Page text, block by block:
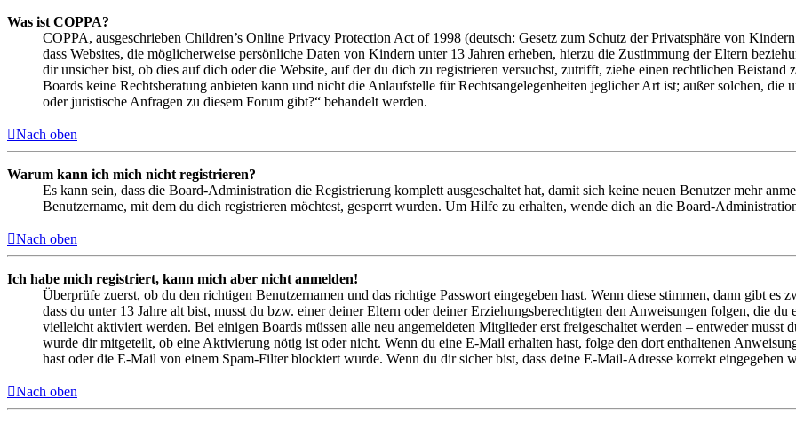
Was ist COPPA?
COPPA, ausgeschrieben Children’s Online Privacy Protection Act of 1998 (deutsch: Gesetz zum Schutz der Privatsphäre von
dass Websites, die möglicherweise persönliche Daten von Kindern unter 13 Jahren erheben, hierzu die Zustimmung der Eltern
dir unsicher bist, ob dies auf dich oder die Website, auf der du dich zu registrieren versuchst, zutrifft, ziehe einen rechtlichen
Boards keine Rechtsberatung anbieten kann und nicht die Anlaufstelle für Rechtsangelegenheiten jeglicher Art ist; außer solchen,
oder juristische Anfragen zu diesem Forum gibt?“ behandelt werden.
Nach oben
Warum kann ich mich nicht registrieren?
Es kann sein, dass die Board-Administration die Registrierung komplett ausgeschaltet hat, damit sich keine neuen Benutzer mehr
Benutzername, mit dem du dich registrieren möchtest, gesperrt wurden. Um Hilfe zu erhalten, wende dich an die Board-
Nach oben
Ich habe mich registriert, kann mich aber nicht anmelden!
Überprüfe zuerst, ob du den richtigen Benutzernamen und das richtige Passwort eingegeben hast. Wenn diese stimmen, dann gibt es
dass du unter 13 Jahre alt bist, musst du bzw. einer deiner Eltern oder deiner Erziehungsberechtigten den Anweisungen folgen, die
vielleicht aktiviert werden. Bei einigen Boards müssen alle neu angemeldeten Mitglieder erst freigeschaltet werden – entweder musst
wurde dir mitgeteilt, ob eine Aktivierung nötig ist oder nicht. Wenn du eine E-Mail erhalten hast, folge den dort enthaltenen
hast oder die E-Mail von einem Spam-Filter blockiert wurde. Wenn du dir sicher bist, dass deine E-Mail-Adresse korrekt eingegeben
Nach oben